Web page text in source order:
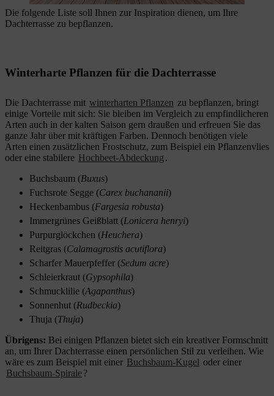
Die folgende Liste soll Ihnen zur Inspiration dienen, um Ihre
Dachterrasse zu bepflanzen.
Winterharte Pflanzen für die Dachterrasse
Die Dachterrasse mit winterharten Pflanzen zu bepflanzen, bringt
einige Vorteile mit sich: Sie bleiben im Vergleich zu empfindlicheren
Arten auch in der kalten Saison gern draußen und erfreuen Sie das
ganze Jahr über mit kräftigen Farben. Dennoch benötigen viele
Arten einen zusätzlichen Frostschutz, zum Beispiel ein Pflanzenvlies
oder eine stabilere Hochbeet-Abdeckung .
Buchsbaum (Buxus)
Fuchsrote Segge (Carex buchananii)
Heckenbambus (Fargesia robusta)
Immergrünes Geißblatt (Lonicera henryi)
Purpurglöckchen (Heuchera)
Reitgras (Calamagrostis acutiflora)
Scharfer Mauerpfeffer (Sedum acre)
Schleierkraut (Gypsophila)
Schmucklilie (Agapanthus)
Sonnenhut (Rudbeckia)
Thuja (Thuja)
Übrigens: Bei einigen Pflanzen bietet sich ein kreativer Formschnitt
an, um Ihrer Dachterrasse einen persönlichen Stil zu verleihen. Wie
wäre es zum Beispiel mit einer Buchsbaum-Kugel oder einer
Buchsbaum-Spirale?